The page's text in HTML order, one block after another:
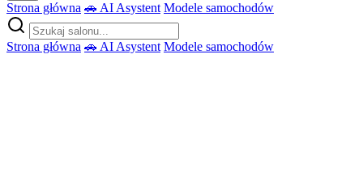
Strona główna 🚗 AI Asystent Modele samochodów
Strona główna 🚗 AI Asystent Modele samochodów